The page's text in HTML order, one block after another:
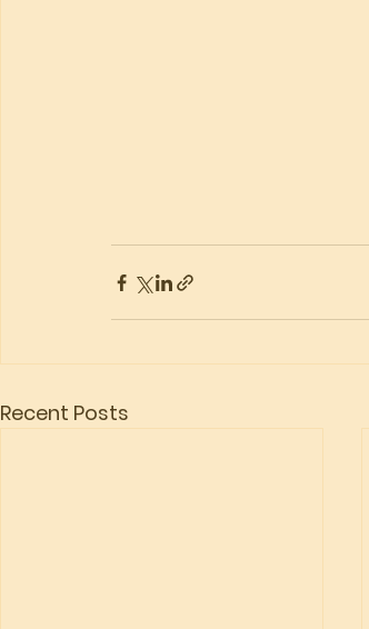
Recent Posts